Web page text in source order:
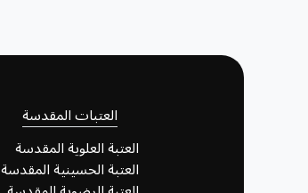
العتبات المقدسة
العتبة العلوية المقدسة
العتبة الحسينية المقدسة